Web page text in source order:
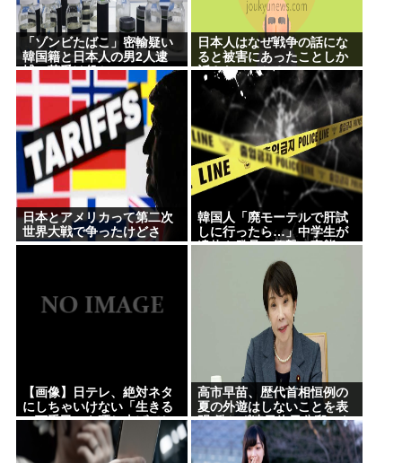
「ゾンビたばこ」密輸疑い
韓国籍と日本人の男2人逮
捕、荷受け役か
日本人はなぜ戦争の話にな
ると被害にあったことしか
話さないのか？
日本とアメリカって第二次
世界大戦で争ったけどさ
韓国人「廃モーテルで肝試
しに行ったら…」中学生が
遺体を発見、衝撃の事態に
【画像】日テレ、絶対ネタ
にしちゃいけない「生きる
の下手民」を晒し上げてし
まう
高市早苗、歴代首相恒例の
夏の外遊はしないことを表
明 働かず連日終日公邸のも
よう